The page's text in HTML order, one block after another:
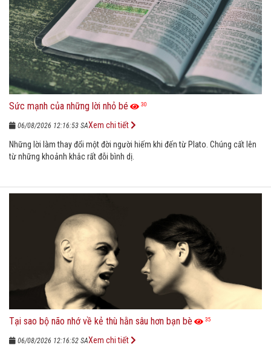
Sức mạnh của những lời nhỏ bé 30
06/08/2026 12:16:53 SA
Những lời làm thay đổi một đời người hiếm khi đến từ Plato. Chúng cất lên
từ những khoảnh khắc rất đỗi bình dị.
Xem chi tiết
Tại sao bộ não nhớ về kẻ thù hằn sâu hơn bạn bè 35
06/08/2026 12:16:52 SAXem chi tiết